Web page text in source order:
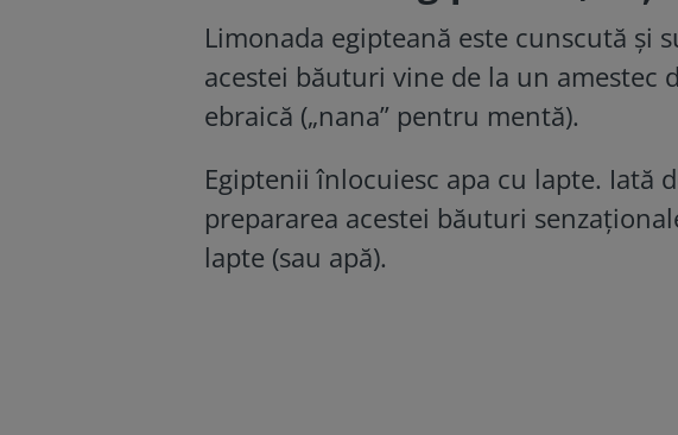
Limonada egipteană este cunscută și
acestei băuturi vine de la un amestec
ebraică („nana” pentru mentă).
Egiptenii înlocuiesc apa cu lapte. Iată
prepararea acestei băuturi
lapte (sau apă).